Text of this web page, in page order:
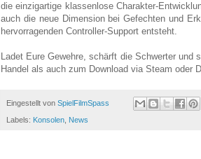
die einzigartige klassenlose Charakter-
auch die neue Dimension bei Gefechten und
hervorragenden Controller-Support entsteht.
Ladet Eure Gewehre, schärft die Schwerter
Handel als auch zum Download via Steam oder
Eingestellt von SpielFilmSpass
Labels: Konsolen, News